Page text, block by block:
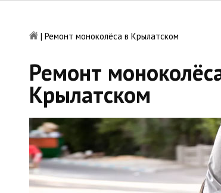
| Ремонт моноколёса в Крылатском
Ремонт
Крылатском